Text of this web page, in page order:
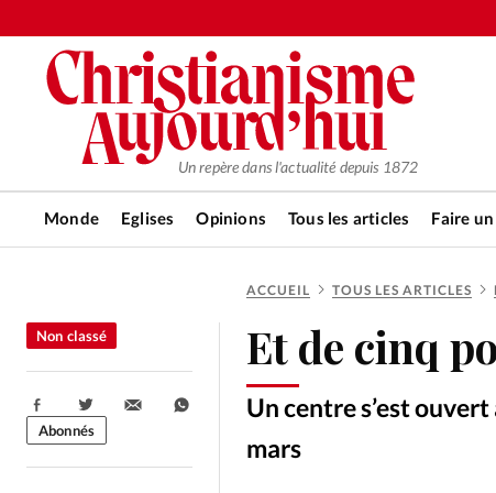
Un repère dans l'actualité depuis 1872
Monde Eglises Opinions Tous les articles Faire
RUBRIQUES
Tous les articles
Actualité
Actualité internationale
ACCUEIL TOUS LES ARTICLES
Et de cinq
Un centre s’est
mars
Non classé
Partager:
Abonnés